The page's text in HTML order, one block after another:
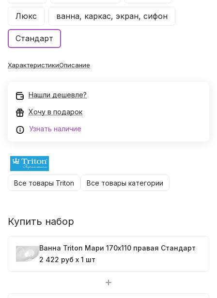
Люкс ванна, каркас, экран, сифон
Стандарт
ХарактеристикиОписание
Нашли дешевле?
Хочу в подарок
Узнать наличие
Все товары Triton Все товары категории
Купить набор
Ванна Triton Мари 170x110 правая Стандарт
2 422 руб x 1 шт